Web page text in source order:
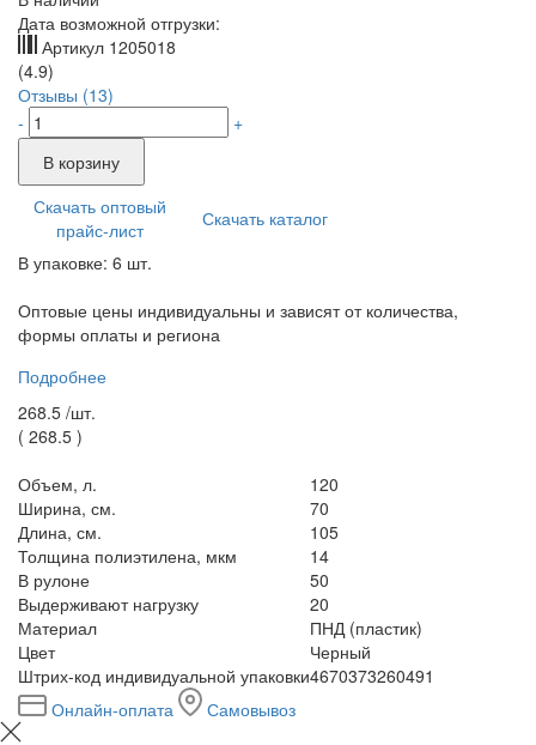
Дата возможной отгрузки:
Артикул 1205018
(4.9)
Отзывы (13)
-
+
В корзину
Скачать оптовый
прайс-лист
Скачать каталог
В упаковке: 6 шт.
Оптовые цены индивидуальны и зависят от количества,
формы оплаты и региона
Подробнее
268.5 /шт.
( 268.5 )
Объем, л.
120
Ширина, см.
70
Длина, см.
105
Толщина полиэтилена, мкм
14
В рулоне
50
Выдерживают нагрузку
20
Материал
ПНД (пластик)
Цвет
Черный
Штрих-код индивидуальной упаковки4670373260491
Онлайн-оплата
Самовывоз